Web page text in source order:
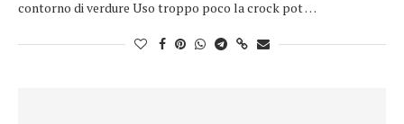
contorno di verdure Uso troppo poco la crock pot …